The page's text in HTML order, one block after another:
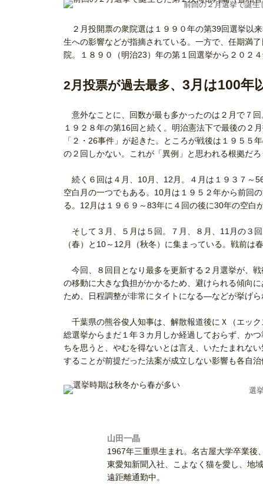
前回の２月選挙で誕生
２月投開票の衆院選は１９９０年の第39回選挙以
生への影響などが指摘されている。一方で、任期満
院。１８９０（明治23）年の第１回選挙から２０２
2月投票が過去最多、 3月は100年
意外なことに、回数が最も多かったのは２月で７
１９２８年の第16回と続く。明治憲法下で最後の２
「２・26事件」が起きた。ところが戦後は１９５５
の２回しかない。これが「異例」と思われる根拠だろ
続く６回は４月、10月、12月。４月は１９３７～
空白月の一つでもある。10月は１９５２年から前回
る。12月は１９６９～83年に４回の後に30年の空白
そして３月、５月は５回。７月、８月、11月の３
（春）と10～12月（秋冬）に集まっている。戦前は
今回、８回目となり最多を更新する２月選挙が、
の移動に大きな負担がかかるため、避けられる傾向
ため、日程調整が非常にタイトになる―などが挙げら
千葉県の熊谷俊人知事は、解散報道後にＸ（エッ
総選挙からまだ１年３カ月しか経過しておらず、か
ちを思うと、やむを得ないとは言え、いたたまれな
することが前提だった法案が成立しない影響も各自
選
山田一晶
1967年三重県生まれ。名古屋大学卒業後
東愛知新聞入社、こよなく猫を愛し、地
遠距離通勤中。